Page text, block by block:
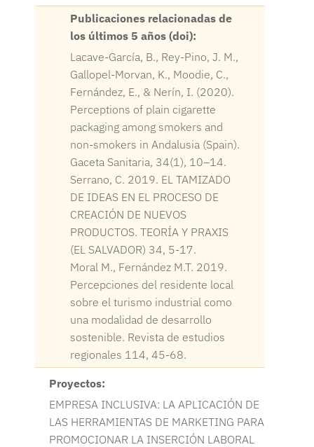
Publicaciones relacionadas de
los últimos 5 años (doi):
Lacave-García, B., Rey-Pino, J. M.,
Gallopel-Morvan, K., Moodie, C.,
Fernández, E., & Nerín, I. (2020).
Perceptions of plain cigarette
packaging among smokers and
non-smokers in Andalusia (Spain).
Gaceta Sanitaria, 34(1), 10–14.
Serrano, C. 2019. EL TAMIZADO
DE IDEAS EN EL PROCESO DE
CREACIÓN DE NUEVOS
PRODUCTOS. TEORÍA Y PRAXIS
(EL SALVADOR) 34, 5-17.
Moral M., Fernández M.T. 2019.
Percepciones del residente local
sobre el turismo industrial como
una modalidad de desarrollo
sostenible. Revista de estudios
regionales 114, 45-68.
Proyectos:
EMPRESA INCLUSIVA: LA APLICACIÓN DE
LAS HERRAMIENTAS DE MARKETING PARA
PROMOCIONAR LA INSERCIÓN LABORAL